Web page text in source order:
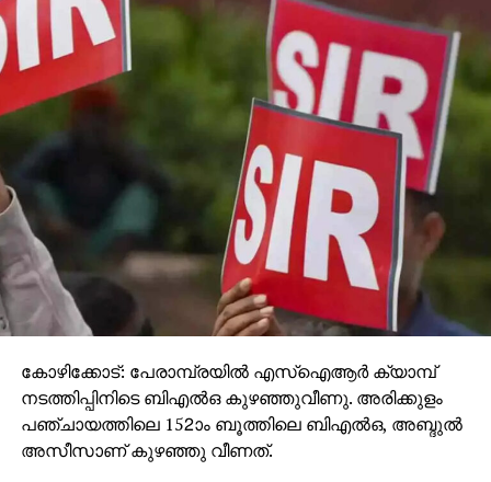
കോഴിക്കോട്: പേരാമ്പ്രയില്‍ എസ്‌ഐആര്‍ ക്യാമ്പ്
നടത്തിപ്പിനിടെ ബിഎല്‍ഒ കുഴഞ്ഞുവീണു. അരിക്കുളം
പഞ്ചായത്തിലെ 152ാം ബൂത്തിലെ ബിഎല്‍ഒ, അബ്ദുല്‍
അസീസാണ് കുഴഞ്ഞു വീണത്.